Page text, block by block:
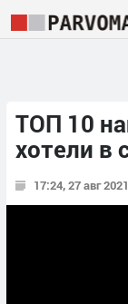
ТОП 10
хотели в
17:24, 27 авг